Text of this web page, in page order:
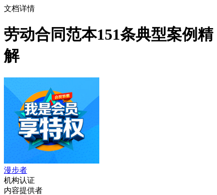
文档详情
劳动合同范本151条典型案例精
解
漫步者
机构认证
内容提供者